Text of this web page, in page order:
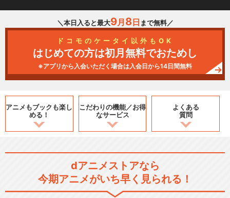
＼本日入ると最大9月 8日 まで無料／
ドコモのケータイ以外もOK
はじめての方は初月無料でおためし
※アプリから入会いただく場合は入会日から14日間無料
アニメもブックも楽し
める！
こだわりの機能／お得
なサービス
よくある
質問
dアニメストアなら
今期アニメがいち早く見られる！